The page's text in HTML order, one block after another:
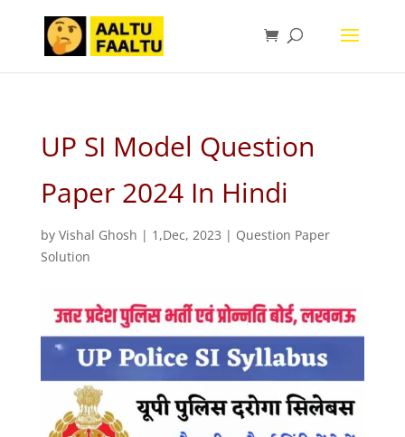
UP SI Model Question
Paper 2024 In Hindi
by Vishal Ghosh | 1,Dec, 2023 | Question Paper
Solution